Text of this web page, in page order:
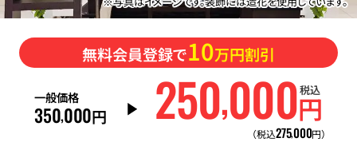
無料会員登録で10万円割引
一般価格
350,000円 250,000円
税込
（税込275,000円）